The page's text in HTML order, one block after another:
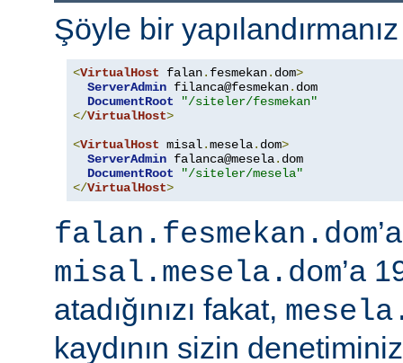
Şöyle bir
<VirtualHost falan. fesmekan. dom>
ServerAdmin filanca@fesmekan. dom
DocumentRoot
"/siteler/fesmekan"
</VirtualHost>
<VirtualHost misal.mesela. dom>
ServerAdmin falanca@mesela. dom
DocumentRoot
"/siteler/mesela"
</VirtualHost>
falan.fesmekan.dom
misal.mesela.dom’a
atadığınızı fakat,
kaydının sizin